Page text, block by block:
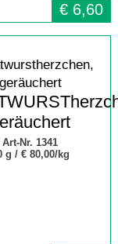
€ 6,60
Art-Nr. 1341
g / € 80,00/kg